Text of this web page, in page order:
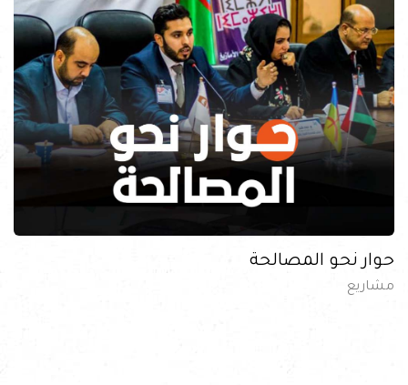
حوار نحو المصالحة
مشاريع